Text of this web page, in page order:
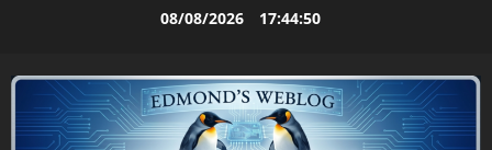
08/08/2026 17:44:50